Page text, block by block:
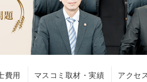
費用 マスコミ取材・実績 アクセ